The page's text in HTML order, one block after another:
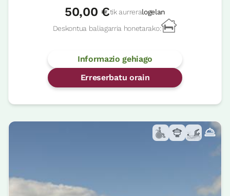
50,00 €tik aurreralogelan
Deskontua baliagarria honetarako:
Informazio gehiago
Erreserbatu orain